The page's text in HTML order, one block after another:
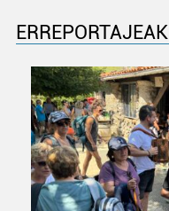
ERREPORTAJEAK